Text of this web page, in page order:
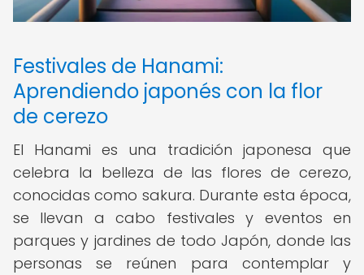
Festivales de Hanami:
Aprendiendo japonés con la flor
de cerezo
El Hanami es una tradición japonesa que
celebra la belleza de las flores de cerezo,
conocidas como sakura. Durante esta época,
se llevan a cabo festivales y eventos en
parques y jardines de todo Japón, donde las
personas se reúnen para contemplar y